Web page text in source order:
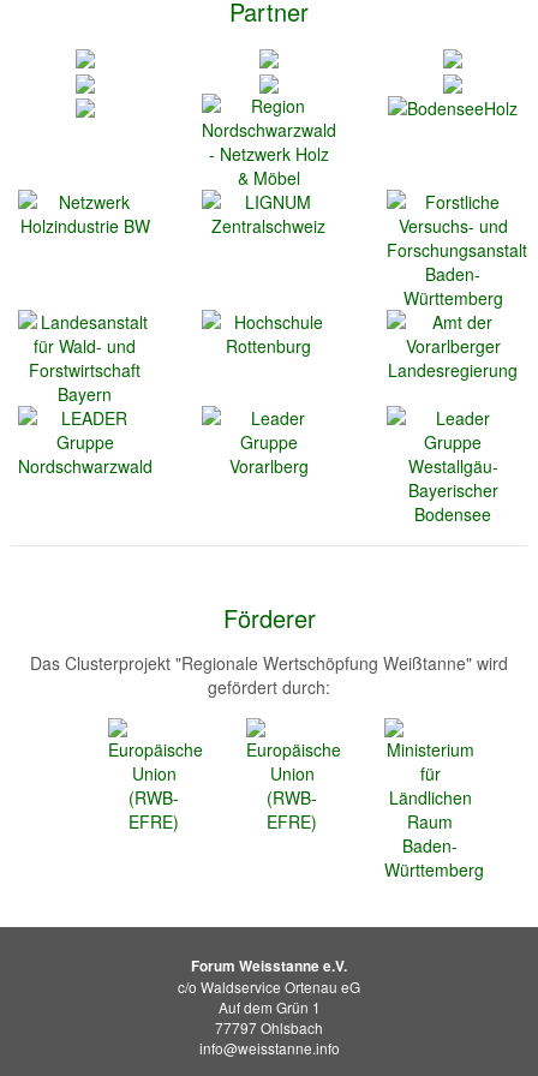
Partner
Förderer
Das Clusterprojekt "Regionale Wertschöpfung Weißtanne" wird
gefördert durch:
Forum Weisstanne e.V.
c/o Waldservice Ortenau eG
Auf dem Grün 1
77797 Ohlsbach
info@weisstanne.info